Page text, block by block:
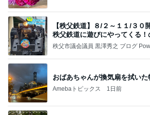
【秩父鉄道】８/２～１１/３
秩父鉄道に遊びにやってくる
秩父市議会議員 黒澤秀之 ブログ
おばあちゃんが換気扇を拭いた
Amebaトピックス 1日前